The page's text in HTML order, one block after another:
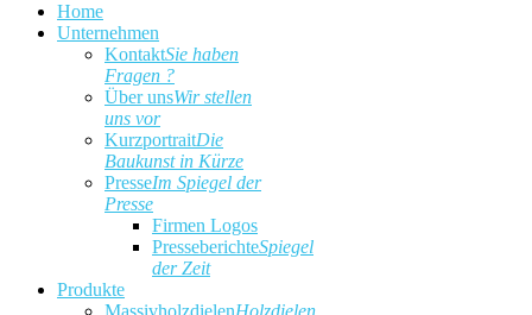
Home
Unternehmen
KontaktSie haben
Fragen ?
Über unsWir stellen
uns vor
KurzportraitDie
Baukunst in Kürze
PresseIm Spiegel der
Presse
Firmen Logos
PresseberichteSpiegel
der Zeit
Produkte
MassivholzdielenHolzdielen,